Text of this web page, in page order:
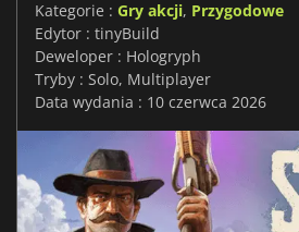
Kategorie : Gry akcji, Przygodowe
Edytor : tinyBuild
Deweloper : Hologryph
Tryby : Solo, Multiplayer
Data wydania : 10 czerwca 2026